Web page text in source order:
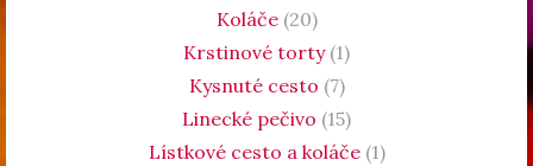
Koláče(20)
Krstinové torty(1)
Kysnuté cesto (7)
Linecké pečivo (15)
Lístkové cesto a koláče(1)